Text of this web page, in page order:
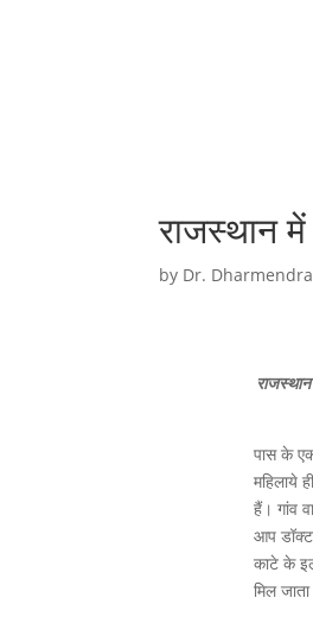
राजस्थान
by Dr.
पास के
महिलाये
हैं। गांव
आप
काटे के
मिल